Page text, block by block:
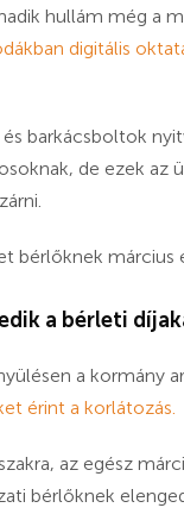
hullám még a
digitális
barkácsboltok
de ezek az
bérlőknek március
a bérleti
a kormány
érint a korlátozás.
az egész
bérlőknek